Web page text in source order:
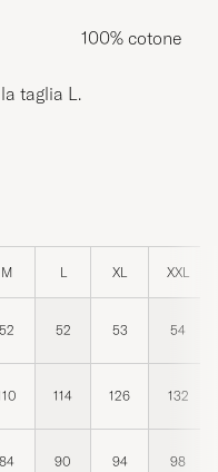
100% cotone
taglia L.
M L XL XXL
52 52 53 54
114 126 132
84 90 94 98